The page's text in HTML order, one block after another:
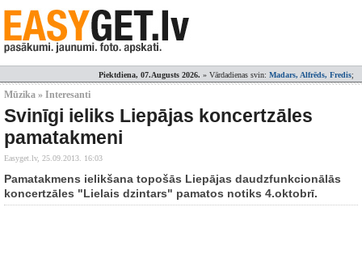
Piektdiena, 07.Augusts 2026. » Vārdadienas svin: Madars, Alfrēds, Fredis;
Mūzika » Interesanti
Svinīgi ieliks Liepājas koncertzāles
pamatakmeni
Easyget.lv, 25.09.2013. 16:03
Pamatakmens ielikšana topošās Liepājas daudzfunkcionālās
koncertzāles "Lielais dzintars" pamatos notiks 4.oktobrī.